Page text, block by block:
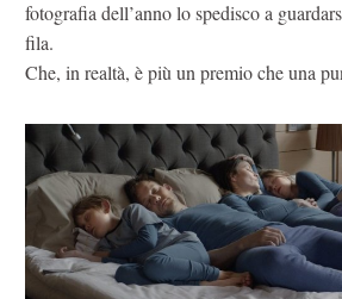
fotografia dell’anno lo spedisco a
fila.
Che, in realtà, è più un premio che una